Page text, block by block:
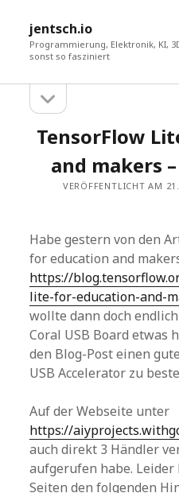
jentsch.io
Programmierung, Elektronik, KI,
sonst so fasziniert
Sidebaröffnen
TensorFlow
and makers
VERÖFFENTLICHT AM
Habe gestern von den
for education and
https://
lite-for-education-and-
wollte dann doch
Coral USB Board etwas
den Blog-Post einen
USB Accelerator zu
Auf der Webseite unter
https://
auch direkt 3 Händler
aufgerufen habe.
Seiten den folgenden